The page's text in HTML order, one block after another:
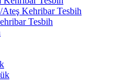
Ateş Kehribar Tesbih
Tesbih